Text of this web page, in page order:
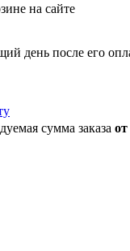
на сайте
день после его
сумма заказа